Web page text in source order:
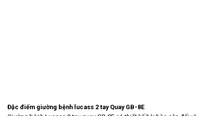
Đặc điểm giường bệnh lucass 2 tay Quay GB-8E